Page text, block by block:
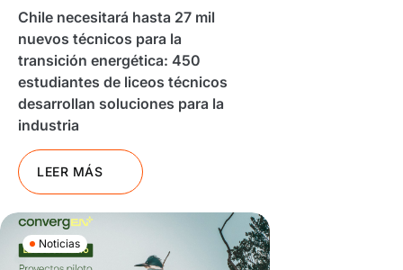
Chile necesitará hasta 27 mil
nuevos técnicos para la
transición energética: 450
estudiantes de liceos técnicos
desarrollan soluciones para la
industria
LEER MÁS
Noticias